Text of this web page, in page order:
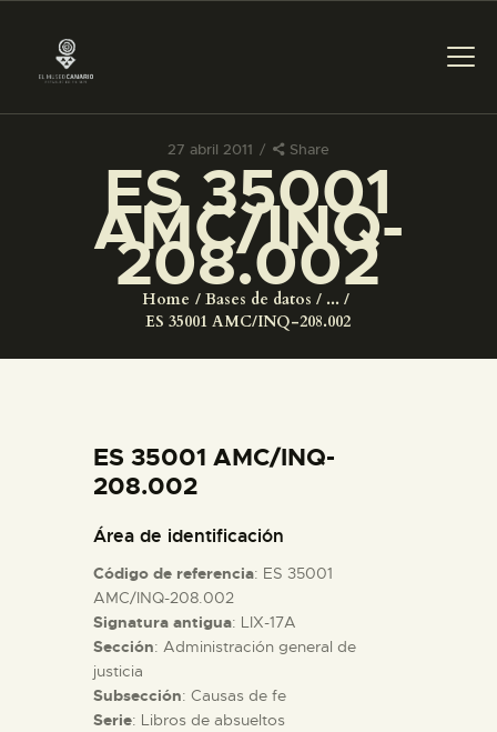
27 abril 2011 Share
ES 35001
AMC/INQ-
208.002
Home Bases de datos
...
ES 35001 AMC/INQ-208.002
PREPARAR LA VISITA
ACTIVIDADES
COLECCIONES
ESPAÑOL
PREPARAR LA VISITA
ACTIVIDADES
ES 35001 AMC/INQ-
208.002
Área de identificación
Código de referencia: ES 35001
AMC/INQ-208.002
Signatura antigua: LIX-17A
Sección: Administración general de
justicia
Subsección: Causas de fe
Serie: Libros de absueltos